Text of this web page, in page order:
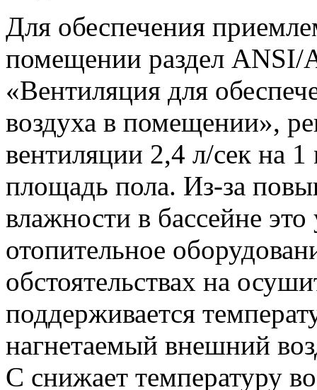
Для обеспечения
помещении раздел ANSI/
«Вентиляция для
воздуха в помещении»,
вентиляции 2,4 л/сек на
площадь пола. Из-за
влажности в бассейне это
отопительное
обстоятельствах на
поддерживается
нагнетаемый внешний
С снижает температуру